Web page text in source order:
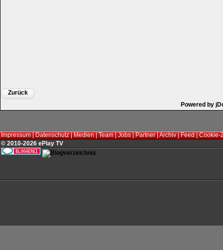
Zurück
Powered by
Impressum|Datenschutz|Medien|Team|Jobs|Partner|Archiv|Feed|Cookie-
© 2010-2026 ePlay TV